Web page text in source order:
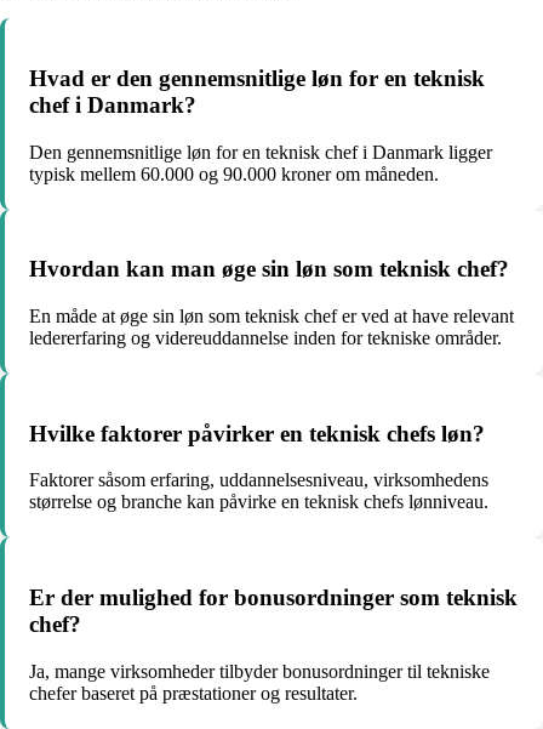
Hvad er den gennemsnitlige løn for en teknisk
chef i Danmark?
Den gennemsnitlige løn for en teknisk chef i Danmark ligger
typisk mellem 60.000 og 90.000 kroner om måneden.
Hvordan kan man øge sin løn som teknisk chef?
En måde at øge sin løn som teknisk chef er ved at have relevant
ledererfaring og videreuddannelse inden for tekniske områder.
Hvilke faktorer påvirker en teknisk chefs løn?
Faktorer såsom erfaring, uddannelsesniveau, virksomhedens
størrelse og branche kan påvirke en teknisk chefs lønniveau.
Er der mulighed for bonusordninger som teknisk
chef?
Ja, mange virksomheder tilbyder bonusordninger til tekniske
chefer baseret på præstationer og resultater.